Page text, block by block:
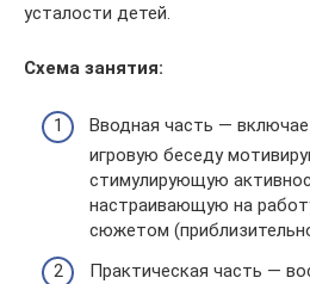
усталости детей.
Схема занятия:
Вводная часть —
игровую беседу
стимулирующую
настраивающую на
сюжетом
Практическая часть —